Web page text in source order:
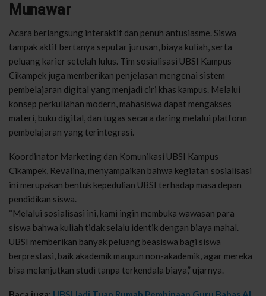
Munawar
Acara berlangsung interaktif dan penuh antusiasme. Siswa
tampak aktif bertanya seputar jurusan, biaya kuliah, serta
peluang karier setelah lulus. Tim sosialisasi UBSI Kampus
Cikampek juga memberikan penjelasan mengenai sistem
pembelajaran digital yang menjadi ciri khas kampus. Melalui
konsep perkuliahan modern, mahasiswa dapat mengakses
materi, buku digital, dan tugas secara daring melalui platform
pembelajaran yang terintegrasi.
Koordinator Marketing dan Komunikasi UBSI Kampus
Cikampek, Revalina, menyampaikan bahwa kegiatan sosialisasi
ini merupakan bentuk kepedulian UBSI terhadap masa depan
pendidikan siswa.
“Melalui sosialisasi ini, kami ingin membuka wawasan para
siswa bahwa kuliah tidak selalu identik dengan biaya mahal.
UBSI memberikan banyak peluang beasiswa bagi siswa
berprestasi, baik akademik maupun non-akademik, agar mereka
bisa melanjutkan studi tanpa terkendala biaya,” ujarnya.